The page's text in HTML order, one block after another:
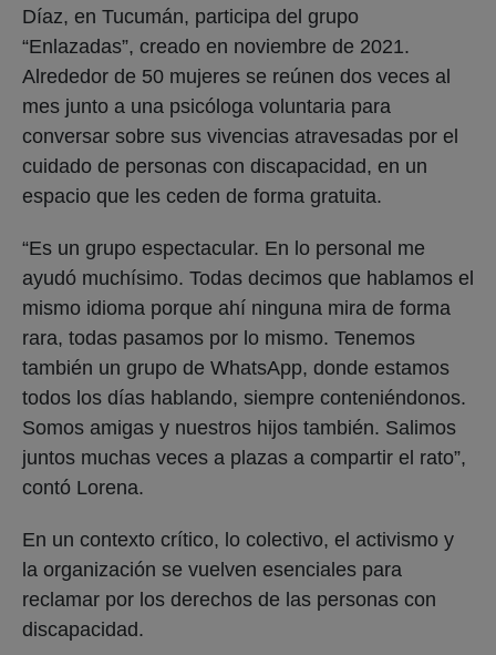
Díaz, en Tucumán, participa del grupo
“Enlazadas”, creado en noviembre de 2021.
Alrededor de 50 mujeres se reúnen dos veces al
mes junto a una psicóloga voluntaria para
conversar sobre sus vivencias atravesadas por el
cuidado de personas con discapacidad, en un
espacio que les ceden de forma gratuita.
“Es un grupo espectacular. En lo personal me
ayudó muchísimo. Todas decimos que hablamos el
mismo idioma porque ahí ninguna mira de forma
rara, todas pasamos por lo mismo. Tenemos
también un grupo de WhatsApp, donde estamos
todos los días hablando, siempre conteniéndonos.
Somos amigas y nuestros hijos también. Salimos
juntos muchas veces a plazas a compartir el rato”,
contó Lorena.
En un contexto crítico, lo colectivo, el activismo y
la organización se vuelven esenciales para
reclamar por los derechos de las personas con
discapacidad.